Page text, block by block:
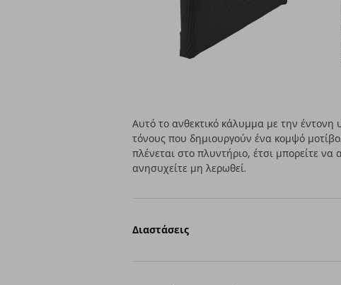
Αυτό το ανθεκτικό κάλυμμα με την έντονη
τόνους που δημιουργούν ένα κομψό
πλένεται στο πλυντήριο, έτσι μπορείτε
ανησυχείτε μη λερωθεί.
Διαστάσεις